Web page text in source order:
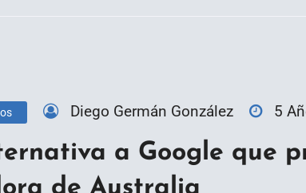
Diego Germán González 5
a Google que